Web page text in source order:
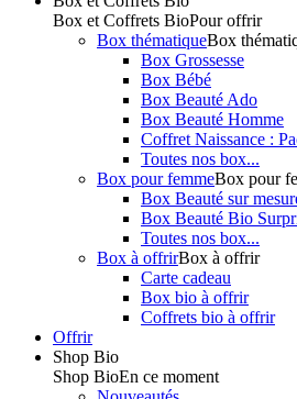
Box et Coffrets BioPour offrir
Box thématiqueBox
Box Grossesse
Box Bébé
Box Beauté Ado
Box Beauté Homme
Coffret Naissance :
Toutes nos box...
Box pour femmeBox pour
Box Beauté sur
Box Beauté Bio
Toutes nos box...
Box à offrirBox à offrir
Carte cadeau
Box bio à offrir
Coffrets bio à offrir
Offrir
Shop Bio
Shop BioEn ce moment